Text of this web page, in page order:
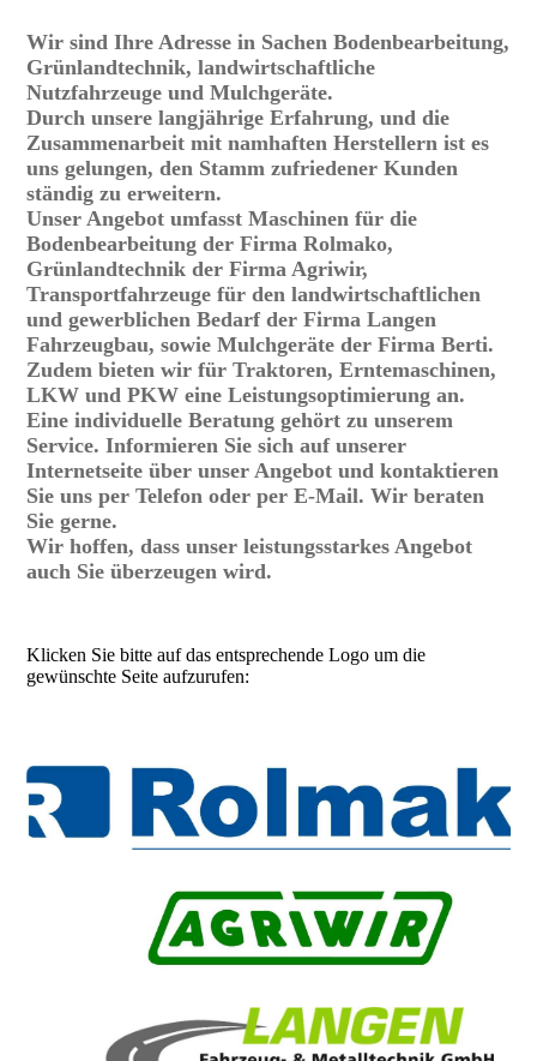
Wir sind Ihre Adresse in Sachen Bodenbearbeitung,
Grünlandtechnik, landwirtschaftliche
Nutzfahrzeuge und Mulchgeräte.
Durch unsere langjährige Erfahrung, und die
Zusammenarbeit mit namhaften Herstellern ist es
uns gelungen, den Stamm zufriedener Kunden
ständig zu erweitern.
Unser Angebot umfasst Maschinen für die
Bodenbearbeitung der Firma Rolmako,
Grünlandtechnik der Firma Agriwir,
Transportfahrzeuge für den landwirtschaftlichen
und gewerblichen Bedarf der Firma Langen
Fahrzeugbau, sowie Mulchgeräte der Firma Berti.
Zudem bieten wir für Traktoren, Erntemaschinen,
LKW und PKW eine Leistungsoptimierung an.
Eine individuelle Beratung gehört zu unserem
Service. Informieren Sie sich auf unserer
Internetseite über unser Angebot und kontaktieren
Sie uns per Telefon oder per E-Mail. Wir beraten
Sie gerne.
Wir hoffen, dass unser leistungsstarkes Angebot
auch Sie überzeugen wird.
Klicken Sie bitte auf das entsprechende Logo um die
gewünschte Seite aufzurufen: